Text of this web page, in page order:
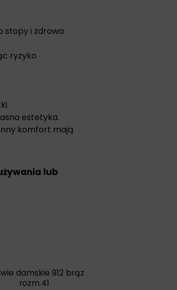
stopy i zdrowa
ryzyko
estetyka.
komfort mają
lub
damskie 912 brąz
rozm.41